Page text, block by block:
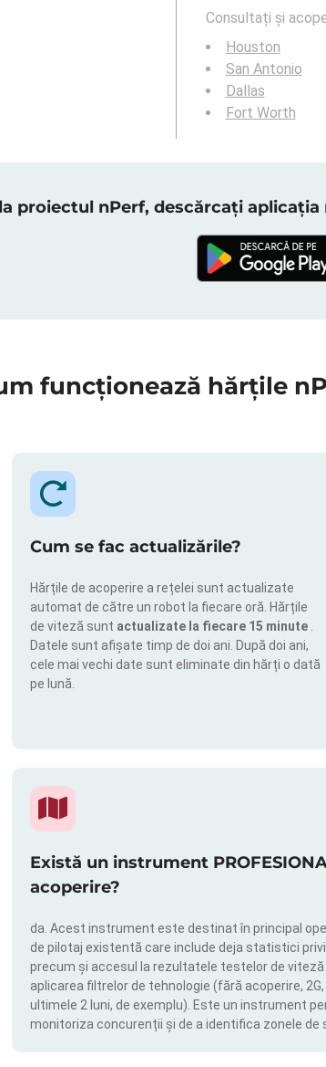
Consultați și
Houston
San Antonio
Dallas
Fort Worth
proiectul nPerf, descărcați aplicația
funcționează hărțile
Cum se fac actualizările?
Hărțile de acoperire a rețelei sunt actualizate
automat de către un robot la fiecare oră. Hărțile
de viteză sunt actualizate la fiecare 15 minute
Datele sunt afișate timp de doi ani. După doi ani,
cele mai vechi date sunt eliminate din hărți o dată
pe lună.
Există un instrument
acoperire?
da. Acest instrument este destinat în principal
de pilotaj existentă care include deja statistici
precum și accesul la rezultatele testelor de
aplicarea filtrelor de tehnologie (fără acoperire,
ultimele 2 luni, de exemplu). Este un instrument
monitoriza concurenții și de a identifica zonele de